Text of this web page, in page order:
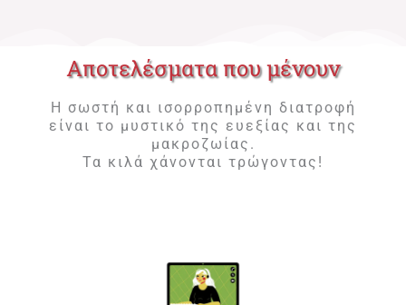
Αποτελέσματα που μένουν
Η σωστή και ισορροπημένη διατροφή
είναι το μυστικό της ευεξίας και της
μακροζωίας.
Τα κιλά χάνονται τρώγοντας!